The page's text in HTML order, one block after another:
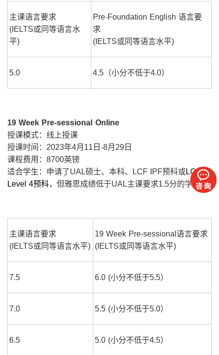
主课语言要求
(IELTS或同等语言水
平)
Pre-Foundation English 语言要
求
(IELTS或同等语言水平)
5.0 4.5（小分不低于4.0）
19 Week Pre-sessional Online
授课模式：线上授课
授课时间：2023年4月11日-8月29日
课程费用：8700英镑
适合学生：申请了UAL硕士、本科、LCF IPF预科或LCC
Level 4预科，但雅思成绩低于UAL主课要求1.5分的学生。
主课语言要求
(IELTS或同等语言水平)
19 Week Pre-sessional语言要求
(IELTS或同等语言水平)
7.5 6.0 (小分不低于5.5）
7.0 5.5 (小分不低于5.0）
6.5 5.0 (小分不低于4.5）